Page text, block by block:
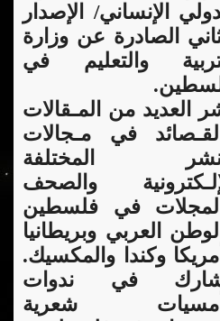
الإنساني/ الإصدار
الصادرة عن وزارة
والتعليم في
العديد من المـقالات
في مـجالات
المختلفة
والصحف
في فلسطين
العربي وبريطانيا
وكندا والمكسيك.
في ندوات
شعرية